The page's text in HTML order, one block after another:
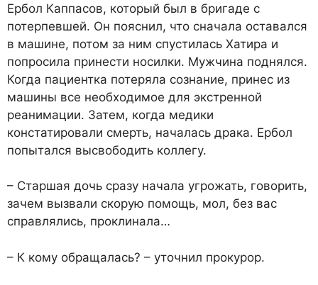
Ербол Каппасов, который был в бригаде с
потерпевшей. Он пояснил, что сначала оставался
в машине, потом за ним спустилась Хатира и
попросила принести носилки. Мужчина поднялся.
Когда пациентка потеряла сознание, принес из
машины все необходимое для экстренной
реанимации. Затем, когда медики
констатировали смерть, началась драка. Ербол
попытался высвободить коллегу.
– Старшая дочь сразу начала угрожать, говорить,
зачем вызвали скорую помощь, мол, без вас
справлялись, проклинала…
– К кому обращалась? – уточнил прокурор.